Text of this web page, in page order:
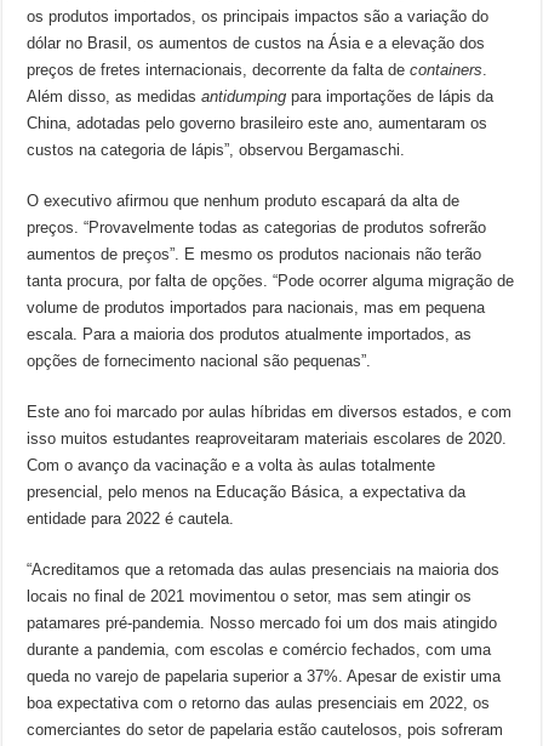
os produtos importados, os principais impactos são a variação do
dólar no Brasil, os aumentos de custos na Ásia e a elevação dos
preços de fretes internacionais, decorrente da falta decontainers.
Além disso, as medidasantidumping para importações de lápis da
China, adotadas pelo governo brasileiro este ano, aumentaram os
custos na categoria de lápis”, observou Bergamaschi.
O executivo afirmou que nenhum produto escapará da alta de
preços. “Provavelmente todas as categorias de produtos sofrerão
aumentos de preços”. E mesmo os produtos nacionais não terão
tanta procura, por falta de opções. “Pode ocorrer alguma migração de
volume de produtos importados para nacionais, mas em pequena
escala. Para a maioria dos produtos atualmente importados, as
opções de fornecimento nacional são pequenas”.
Este ano foi marcado por aulas híbridas em diversos estados, e com
isso muitos estudantes reaproveitaram materiais escolares de 2020.
Com o avanço da vacinação e a volta às aulas totalmente
presencial, pelo menos na Educação Básica, a expectativa da
entidade para 2022 é cautela.
“Acreditamos que a retomada das aulas presenciais na maioria dos
locais no final de 2021 movimentou o setor, mas sem atingir os
patamares pré-pandemia. Nosso mercado foi um dos mais atingido
durante a pandemia, com escolas e comércio fechados, com uma
queda no varejo de papelaria superior a 37%. Apesar de existir uma
boa expectativa com o retorno das aulas presenciais em 2022, os
comerciantes do setor de papelaria estão cautelosos, pois sofreram